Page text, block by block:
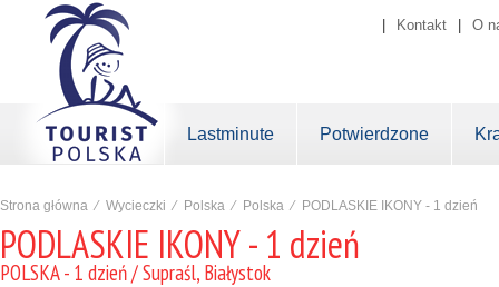
Kontakt O
Lastminute Potwierdzone
Strona główna ⁄ Wycieczki ⁄ Polska ⁄ Polska ⁄ PODLASKIE IKONY - 1 dzień
PODLASKIE IKONY - 1 dzień
POLSKA - 1 dzień / Supraśl, Białystok